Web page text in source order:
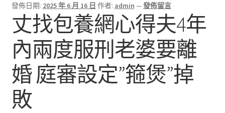
發佈日期: 2025 年 6 月 16 日 作者: admin —發佈留言
丈找包養網心得夫4年
內兩度服刑老婆要離
婚 庭審設定”箍煲”掉
敗